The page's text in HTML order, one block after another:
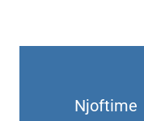
Njoftime